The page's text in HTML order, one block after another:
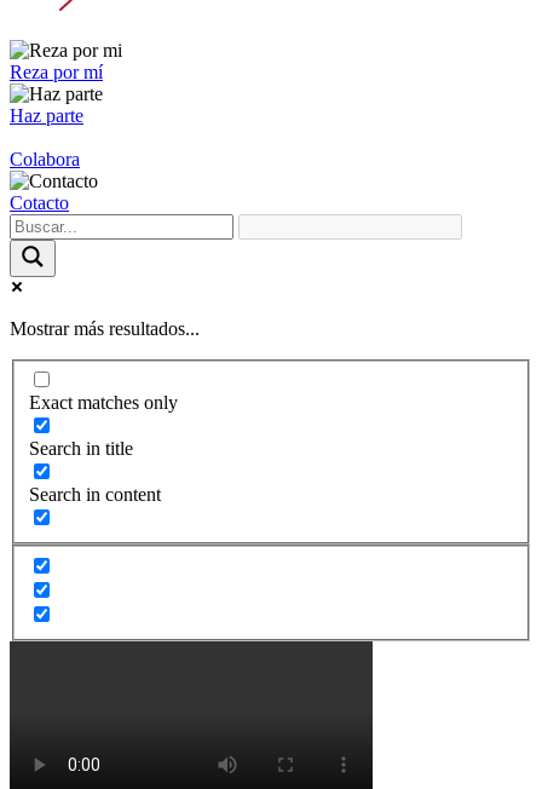
Reza por mí
Haz parte
Colabora
Cotacto
Mostrar más resultados...
Exact matches only
Search in title
Search in content